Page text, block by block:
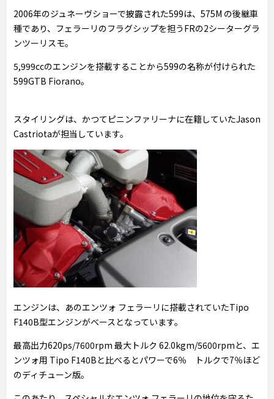
2006年のジュネーヴショーで披露された599は、575M の後継車
種であり、フェラーリのフラグシップを担うFRの2シーターグラ
ンツーリスモ。
5,999ccのエンジンを搭載することから599の名称が付けられた
599GTB Fiorano。
スタイリングは、かつてピニンファリーナに在籍していたJason
Castriotaが担当しています。
エンジンは、あのエンツォ フェラーリに搭載されていたTipo
F140B型エンジンがべースとなっています。
最高出力620ps/7600rpm 最大トルク 62.0kgm/5600rpmと、エ
ンツォ用 Tipo F140Bと比べるとパワーで6％ トルクで7％ほど
のディチューン版。